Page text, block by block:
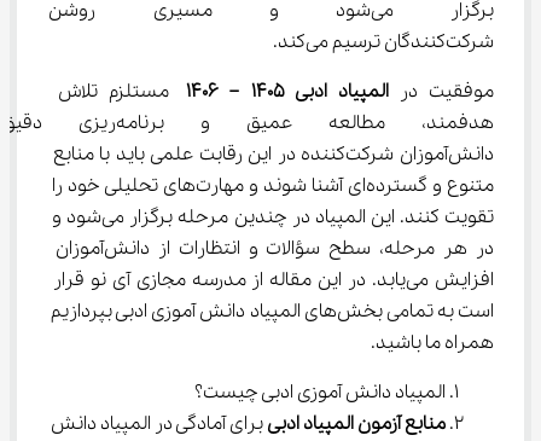
برگزار می‌شود و مسیری
شرکت‌کنندگان ترسیم می‌کند.
موفقیت در المپیاد ادبی 1405 – 1406
مستلزم تلاش
هدفمند، مطالعه عمیق و
دانش‌آموزان شرکت‌کننده در این رقابت علمی باید با منابع
متنوع و گسترده‌ای آشنا شوند و مهارت‌های تحلیلی خود را
تقویت کنند. این المپیاد در چندین مرحله برگزار می‌شود و
در هر مرحله، سطح سؤالات و انتظارات از دانش‌آموزان
افزایش می‌یابد. در این مقاله از مدرسه مجازی آی نو قرار
است به تمامی بخش‌های المپیاد دانش ‌آموزی ادبی بپردازیم
همراه ما باشید.
المپیاد دانش آموزی ادبی چیست؟
منابع آزمون المپیاد ادبی برای آمادگی در المپیاد دانش